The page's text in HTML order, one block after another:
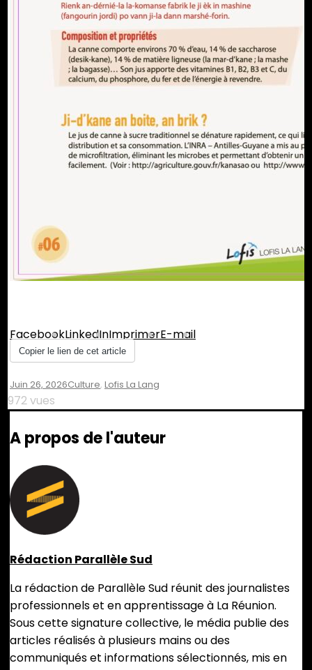
FacebookLinkedInImprimerE-mail
Copier le lien de cet article
Juin 26, 2026Leave
Comment
Lofis
De
L’eau,
Du
Lait,
De
Culture, Lofis La Lang
972 vues
A propos de l'auteur
Rédaction Parallèle Sud
La rédaction de Parallèle Sud réunit des journalistes
professionnels et en apprentissage à La Réunion.
Sous cette signature collective, le média publie des
articles réalisés à plusieurs mains ou des
communiqués et informations sélectionnés, mis en